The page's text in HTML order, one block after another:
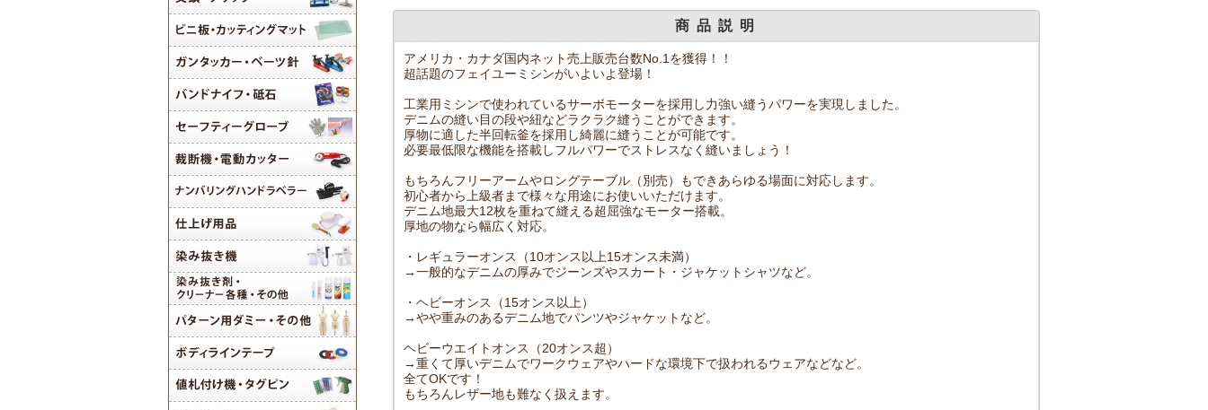
商品説明
アメリカ・カナダ国内ネット売上販売台数No.1を獲得！！
超話題のフェイユーミシンがいよいよ登場！
工業用ミシンで使われているサーボモーターを採用し力強い縫うパワーを実現しました。
デニムの縫い目の段や紐などラクラク縫うことができます。
厚物に適した半回転釜を採用し綺麗に縫うことが可能です。
必要最低限な機能を搭載しフルパワーでストレスなく縫いましょう！
もちろんフリーアームやロングテーブル（別売）もできあらゆる場面に対応します。
初心者から上級者まで様々な用途にお使いいただけます。
デニム地最大12枚を重ねて縫える超屈強なモーター搭載。
厚地の物なら幅広く対応。
・レギュラーオンス（10オンス以上15オンス未満）
→一般的なデニムの厚みでジーンズやスカート・ジャケットシャツなど。
・ヘビーオンス（15オンス以上）
→やや重みのあるデニム地でパンツやジャケットなど。
ヘビーウエイトオンス（20オンス超）
→重くて厚いデニムでワークウェアやハードな環境下で扱われるウェアなどなど。
全てOKです！
もちろんレザー地も難なく扱えます。